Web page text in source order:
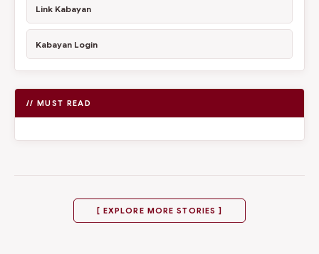
Link Kabayan
Kabayan Login
// MUST READ
[ EXPLORE MORE STORIES ]